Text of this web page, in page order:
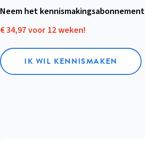
Neem het kennismakings­abonnement
€ 34,97 voor 12 weken!
IK WIL KENNISMAKEN